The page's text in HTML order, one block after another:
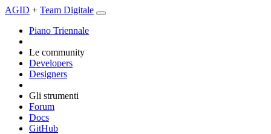
AGID + Team Digitale
Piano Triennale
Le community
Developers
Designers
Gli strumenti
Forum
Docs
GitHub